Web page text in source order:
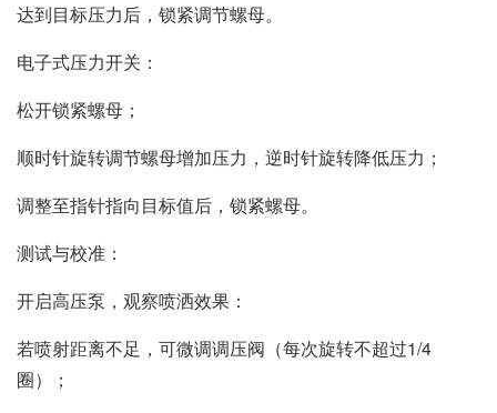
达到目标压力后，锁紧调节螺母。
‌电子式压力开关‌：
松开锁紧螺母；
顺时针旋转调节螺母增加压力，逆时针旋转降低压力；
调整至指针指向目标值后，锁紧螺母。
‌测试与校准‌：
开启高压泵，观察喷洒效果：
若喷射距离不足，可微调调压阀（每次旋转不超过1/4
圈）；